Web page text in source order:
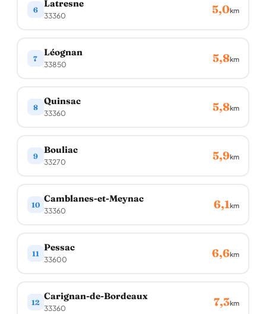
6
Latresne
33360 5,0km
7
Léognan
33850 5,8km
8
Quinsac
33360 5,8km
9
Bouliac
33270 5,9km
10
Camblanes-et-Meynac
33360 6,1km
11
Pessac
33600 6,6km
12
Carignan-de-Bordeaux
33360 7,3km